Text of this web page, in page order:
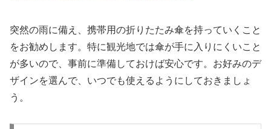
突然の雨に備え、携帯用の折りたたみ傘を持っていくこと
をお勧めします。特に観光地では傘が手に入りにくいこと
が多いので、事前に準備しておけば安心です。お好みのデ
ザインを選んで、いつでも使えるようにしておきましょ
う。